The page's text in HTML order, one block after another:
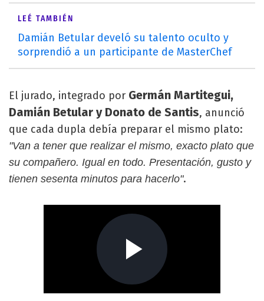
LEÉ TAMBIÉN
Damián Betular develó su talento oculto y
sorprendió a un participante de MasterChef
El jurado, integrado por Germán Martitegui,
Damián Betular y Donato de Santis, anunció
que cada dupla debía preparar el mismo plato:
"Van a tener que realizar el mismo, exacto plato que
su compañero. Igual en todo. Presentación, gusto y
tienen sesenta minutos para hacerlo".